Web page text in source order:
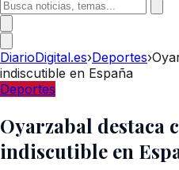
DiarioDigital.es›Deportes›
indiscutible en España
Deportes
Oyarzabal destaca
indiscutible en